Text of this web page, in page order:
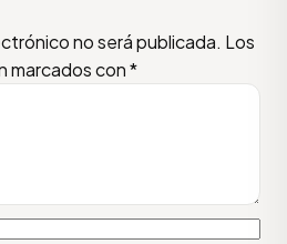
no será publicada. Los
marcados con*